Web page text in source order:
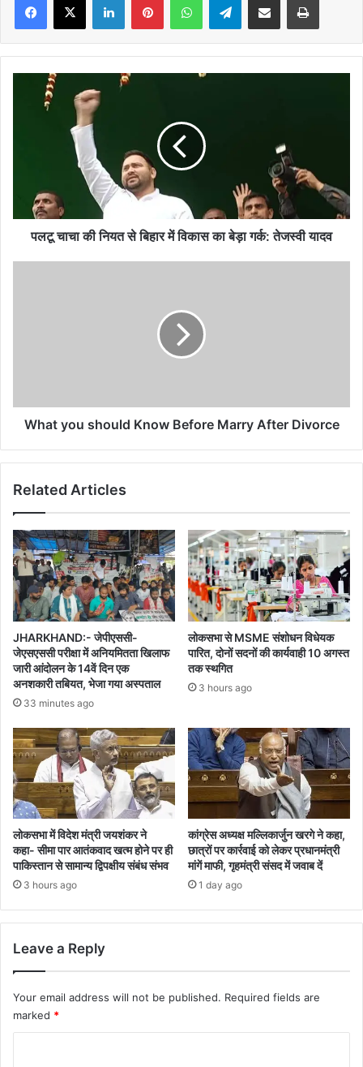
विकास
का
पलटू चाचा की नियत से बिहार में विकास का बेड़ा गर्क: तेजस्वी यादव
What you should Know Before Marry After Divorce
Related Articles
JHARKHAND:- जेपीएससी-
जेएसएससी परीक्षा में अनियमितता खिलाफ
जारी आंदोलन के 14वें दिन एक
अनशकारी तबियत, भेजा गया अस्पताल
33 minutes ago
लोकसभा से MSME संशोधन विधेयक
पारित, दोनों सदनों की कार्यवाही 10 अगस्त
तक स्थगित
3 hours ago
लोकसभा में विदेश मंत्री जयशंकर ने
कहा- सीमा पार आतंकवाद खत्म होने पर ही
पाकिस्तान से सामान्य द्विपक्षीय संबंध संभव
3 hours ago
कांग्रेस अध्यक्ष मल्लिकार्जुन खरगे ने कहा,
छात्रों पर कार्रवाई को लेकर प्रधानमंत्री
मांगें माफी, गृहमंत्री संसद में जवाब दें
1 day ago
Leave a Reply
Your email address will not be published. Required fields are
marked *